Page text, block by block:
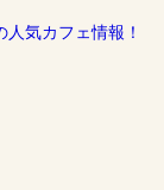
気カフェ情報！